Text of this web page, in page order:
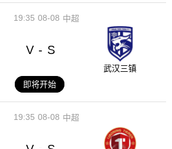
08-08
19:35 中超
V - S
武汉三镇
即将开始
08-08
19:35 中超